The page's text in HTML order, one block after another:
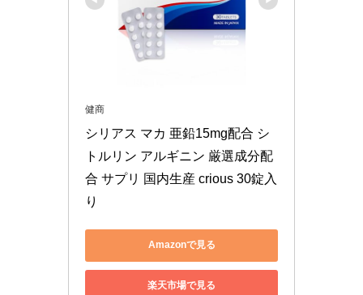
健商
シリアス マカ 亜鉛15mg配合 シ
トルリン アルギニン 厳選成分配
合 サプリ 国内生産 crious 30錠入
り
Amazonで見る
楽天市場で見る